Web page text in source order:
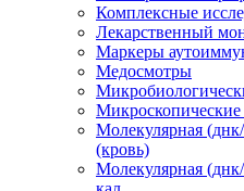
Комплексные
Лекарственный
Маркеры
Медосмотры
Микроскопические
Молекулярная
(кровь)
Молекулярная